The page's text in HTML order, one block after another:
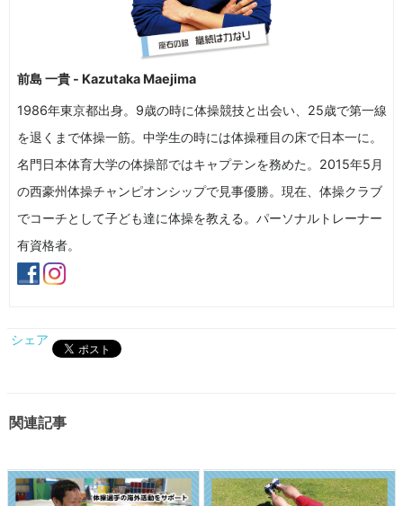
前島 一貴 - Kazutaka Maejima
1986年東京都出身。9歳の時に体操競技と出会い、25歳で第一線
を退くまで体操一筋。中学生の時には体操種目の床で日本一に。
名門日本体育大学の体操部ではキャプテンを務めた。2015年5月
の西豪州体操チャンピオンシップで見事優勝。現在、体操クラブ
でコーチとして子ども達に体操を教える。パーソナルトレーナー
有資格者。
シェア
関連記事